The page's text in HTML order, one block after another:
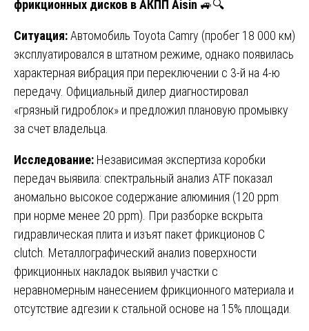
фрикционных дисков в АКПП Aisin 🚙🔍
Ситуация:Автомобиль Toyota Camry (пробег 18 000 км)
эксплуатировался в штатном режиме, однако появилась
характерная вибрация при переключении с 3-й на 4-ю
передачу. Официальный дилер диагностировал
«грязный гидроблок» и предложил плановую промывку
за счет владельца.
Исследование: Независимая экспертиза коробки
передач выявила: спектральный анализ ATF показал
аномально высокое содержание алюминия (120 ppm
при норме менее 20 ppm). При разборке вскрыта
гидравлическая плита и изъят пакет фрикционов C
clutch. Металлографический анализ поверхности
фрикционных накладок выявил участки с
неравномерным нанесением фрикционного материала и
отсутствие адгезии к стальной основе на 15% площади.